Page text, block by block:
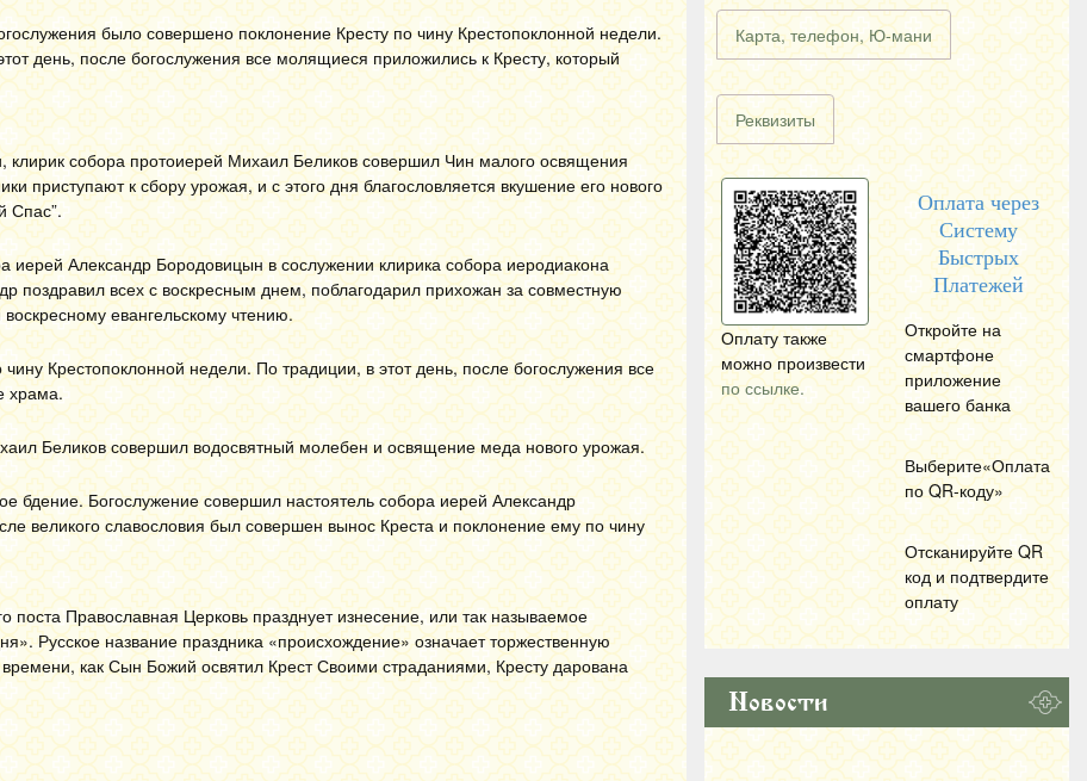
было совершено поклонение Кресту по чину Крестопоклонной недели.
день, после богослужения все молящиеся приложились к Кресту, который
клирик собора протоиерей Михаил Беликов совершил Чин малого освящения
приступают к сбору урожая, и с этого дня благословляется вкушение его нового
Спас”.
Александр Бородовицын в сослужении клирика собора иеродиакона
поздравил всех с воскресным днем, поблагодарил прихожан за совместную
евангельскому чтению.
Крестопоклонной недели. По традиции, в этот день, после богослужения все
храма.
Беликов совершил водосвятный молебен и освящение меда нового урожая.
Богослужение совершил настоятель собора иерей Александр
великого славословия был совершен вынос Креста и поклонение ему по чину
поста Православная Церковь празднует изнесение, или так называемое
Русское название праздника «происхождение» означает торжественную
как Сын Божий освятил Крест Своими страданиями, Кресту дарована
Карта, телефон, Ю-мани
Реквизиты
Оплату также
можно произвести
по ссылке.
Оплата через
Систему
Быстрых
Платежей
Откройте на
смартфоне
приложение
вашего банка
Выберите«Оплата
по QR-коду»
Отсканируйте QR
код и подтвердите
оплату
Новости